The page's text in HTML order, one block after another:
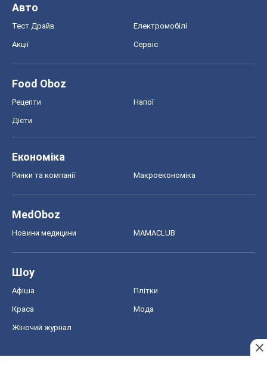
Авто
Тест Драйв Електромобілі
Акції Сервіс
Food Oboz
Рецепти Напої
Дієти
Економіка
Ринки та компанії Макроекономіка
MedOboz
Новини медицини MAMACLUB
Шоу
Афіша Плітки
Краса Мода
Жіночий журнал